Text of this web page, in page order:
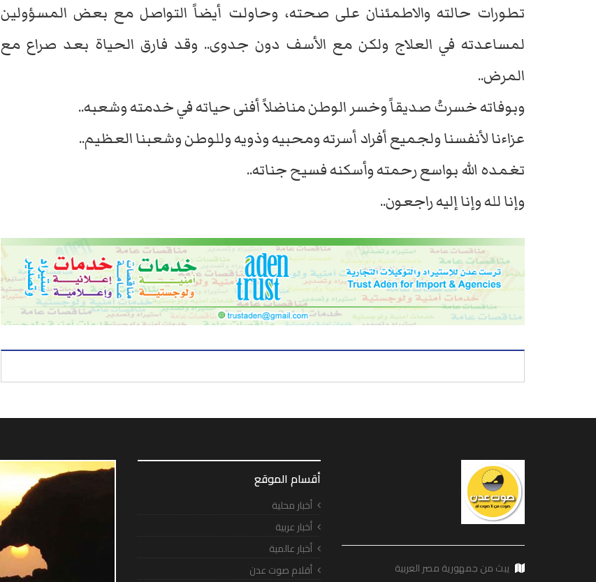
تطورات حالته والاطمئنان على صحته، وحاولت أيضاً التواصل مع بعض المسؤولين
لمساعدته في العلاج ولكن مع الأسف دون جدوى.. وقد فارق الحياة بعد صراع مع
المرض..
وبوفاته خسرتُ صديقاً وخسر الوطن مناضلاً أفنى حياته في خدمته وشعبه..
عزاءنا لأنفسنا ولجميع أفراد أسرته ومحبيه وذويه وللوطن وشعبنا العظيم..
تغمده الله بواسع رحمته وأسكنه فسيح جناته..
وإنا لله وإنا إليه راجعون..
يبث من جمهورية مصر العربية
أقسام الموقع
أخبار محلية
أخبار عربية
أخبار عالمية
أقلام صوت عدن